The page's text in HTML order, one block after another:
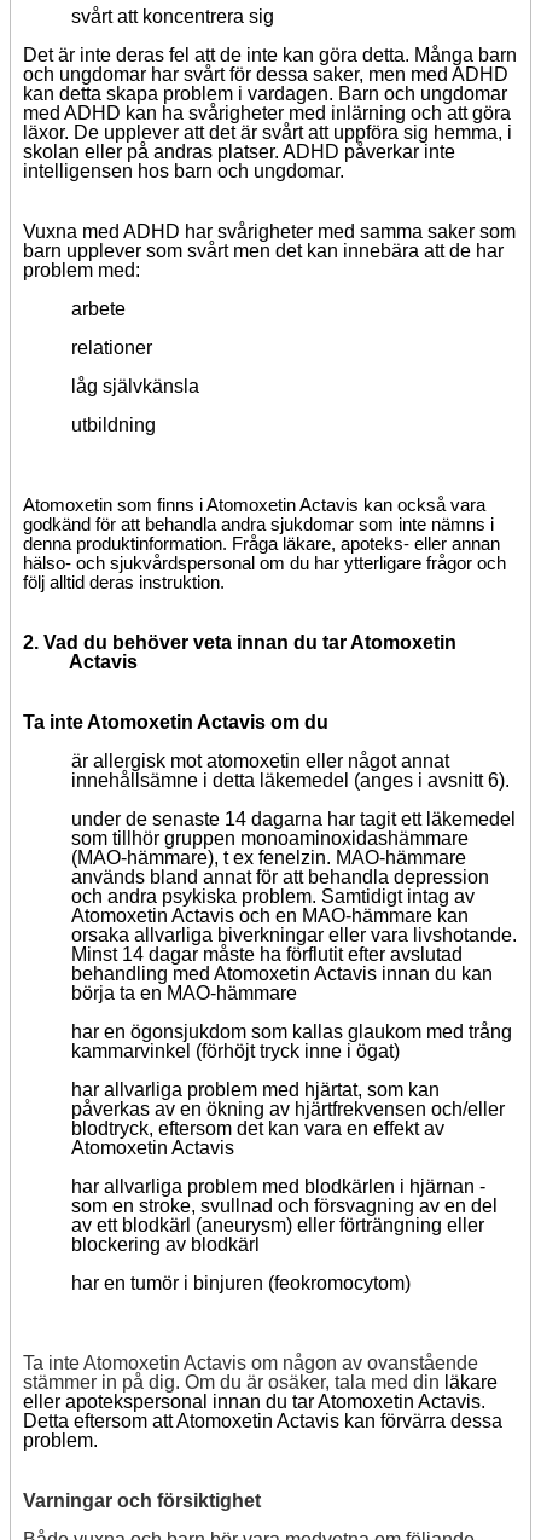
svårt att koncentrera sig
Det är inte deras fel att de inte kan göra detta. Många barn
och ungdomar har svårt för dessa saker, men med ADHD
kan detta skapa problem i vardagen. Barn och ungdomar
med ADHD kan ha svårigheter med inlärning och att göra
läxor. De upplever att det är svårt att uppföra sig hemma, i
skolan eller på andras platser. ADHD påverkar inte
intelligensen hos barn och ungdomar.
Vuxna med ADHD har svårigheter med samma saker som
barn upplever som svårt men det kan innebära att de har
problem med:
arbete
relationer
låg självkänsla
utbildning
Atomoxetin som finns i Atomoxetin Actavis kan också vara
godkänd för att behandla andra sjukdomar som inte nämns i
denna produktinformation. Fråga läkare, apoteks- eller annan
hälso- och sjukvårdspersonal om du har ytterligare frågor och
följ alltid deras instruktion.
2. Vad du behöver veta innan du tar Atomoxetin
Actavis
Ta inte Atomoxetin Actavis om du
är allergisk mot atomoxetin eller något annat
innehållsämne i detta läkemedel (anges i avsnitt 6).
under de senaste 14 dagarna har tagit ett läkemedel
som tillhör gruppen monoaminoxidashämmare
(MAO-hämmare), t ex fenelzin. MAO-hämmare
används bland annat för att behandla depression
och andra psykiska problem. Samtidigt intag av
Atomoxetin Actavis och en MAO-hämmare kan
orsaka allvarliga biverkningar eller vara livshotande.
Minst 14 dagar måste ha förflutit efter avslutad
behandling med Atomoxetin Actavis innan du kan
börja ta en MAO-hämmare
har en ögonsjukdom som kallas glaukom med trång
kammarvinkel (förhöjt tryck inne i ögat)
har allvarliga problem med hjärtat, som kan
påverkas av en ökning av hjärtfrekvensen och/eller
blodtryck, eftersom det kan vara en effekt av
Atomoxetin Actavis
har allvarliga problem med blodkärlen i hjärnan -
som en stroke, svullnad och försvagning av en del
av ett blodkärl (aneurysm) eller förträngning eller
blockering av blodkärl
har en tumör i binjuren (feokromocytom)
Ta inte Atomoxetin Actavis om någon av ovanstående
stämmer in på dig. Om du är osäker, tala med din läkare
eller apotekspersonal innan du tar Atomoxetin Actavis.
Detta eftersom att Atomoxetin Actavis kan förvärra dessa
problem.
Varningar och försiktighet